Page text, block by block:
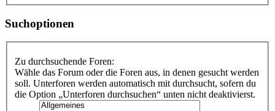
Suchoptionen
Zu durchsuchende Foren:
Wähle das Forum oder die Foren aus, in denen gesucht werden
soll. Unterforen werden automatisch mit durchsucht, sofern du
die Option „Unterforen durchsuchen“ unten nicht deaktivierst.